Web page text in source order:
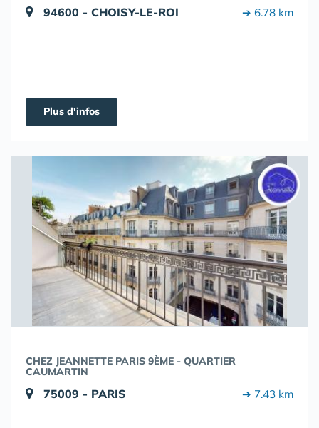
94600 - CHOISY-LE-ROI ➔ 6.78 km
Plus d'infos
CHEZ JEANNETTE PARIS 9ÈME - QUARTIER
CAUMARTIN
75009 - PARIS ➔ 7.43 km